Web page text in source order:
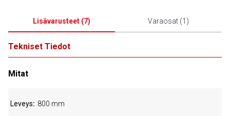
Lisävarusteet (7) Varaosat (1 )
Tekniset Tiedot
Mitat
Leveys 800 mm